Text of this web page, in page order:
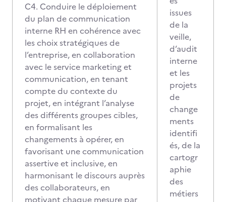
C4. Conduire le déploiement
du plan de communication
interne RH en cohérence avec
les choix stratégiques de
l’entreprise, en collaboration
avec le service marketing et
communication, en tenant
compte du contexte du
projet, en intégrant l’analyse
des différents groupes cibles,
en formalisant les
changements à opérer, en
favorisant une communication
assertive et inclusive, en
harmonisant le discours auprès
des collaborateurs, en
motivant chaque mesure par
issues
de la
veille,
d’audit
interne
et les
projets
de
change
ments
identifi
és, de la
cartogr
aphie
des
métiers